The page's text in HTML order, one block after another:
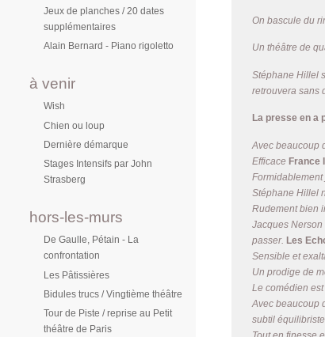
Jeux de planches / 20 dates
supplémentaires
Alain Bernard - Piano rigoletto
à venir
Wish
Chien ou loup
Dernière démarque
Stages Intensifs par John
Strasberg
hors-les-murs
De Gaulle, Pétain - La
confrontation
Les Pâtissières
Bidules trucs / Vingtième théâtre
Tour de Piste / reprise au Petit
théâtre de Paris
On bascule du
Un théâtre de
Stéphane Hillel
retrouvera sans
La presse en a
Avec beaucoup
Efficace France
Stéphane Hillel
Rudement bien
Jacques
passer. Les
Sensible et
Un prodige de
Le comédien
Avec beaucoup
subtil équilibriste.